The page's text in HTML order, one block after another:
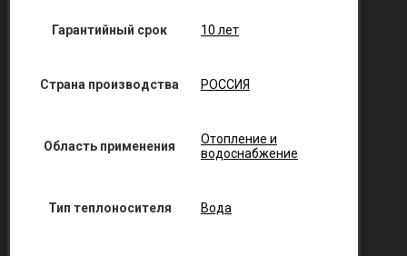
Гарантийный срок 10 лет
Страна производства РОССИЯ
Область применения
Отопление и
водоснабжение
Тип теплоносителя Вода